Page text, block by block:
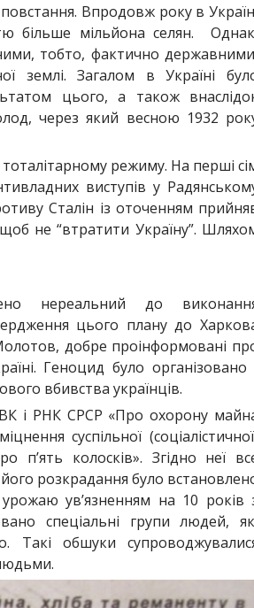
Впродовж року в
більше мільйона селян.
тобто, фактично
землі. Загалом в Україні
цього, а також
через який весною 1932
режиму. На перші
виступів у
Сталін із оточенням
не “втратити Україну”.
нереальний до
цього плану до
добре проінформовані
Геноцид було організовано
вбивства українців.
і РНК СРСР «Про охорону
суспільної
п’ять колосків». Згідно неї
розкрадання було
ув’язненням на 10 років
спеціальні групи людей,
Такі обшуки